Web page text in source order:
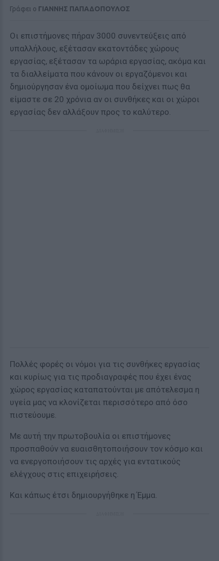
Γράφει ο ΓΙΑΝΝΗΣ ΠΑΠΑΔΟΠΟΥΛΟΣ
Οι επιστήμονες πήραν 3000 συνεντεύξεις από
υπαλλήλους, εξέτασαν εκατοντάδες χώρους
εργασίας, εξέτασαν τα ωράρια εργασίας, ακόμα και
τα διαλλείματα που κάνουν οι εργαζόμενοι και
δημιούργησαν ένα ομοίωμα που δείχνει πως θα
είμαστε σε 20 χρόνια αν οι συνθήκες και οι χώροι
εργασίας δεν αλλάξουν προς το καλύτερο.
Πολλές φορές οι νόμοι για τις συνθήκες εργασίας
και κυρίως για τις προδιαγραφές που έχει ένας
χώρος εργασίας καταπατούνται με απότελεσμα η
υγεία μας να κλονίζεται περισσότερο από όσο
πιστεύουμε.
Με αυτή την πρωτοβουλία οι επιστήμονες
προσπαθούν να ευαισθητοποιήσουν τον κόσμο και
να ενεργοποιήσουν τις αρχές για εντατικούς
ελέγχους στις επιχειρήσεις.
Και κάπως έτσι δημιουργήθηκε η Έμμα.